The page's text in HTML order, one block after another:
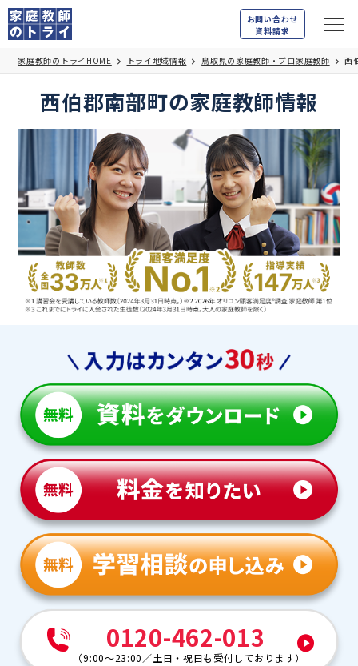
お問い合わせ
資料請求
家庭教師のトライHOME トライ地域情報 鳥取県の家庭教師・プロ家庭教師 西
西伯郡南部町の家庭教師情報
0120-462-013
（9:00～23:00／土日・祝日も受付しております）